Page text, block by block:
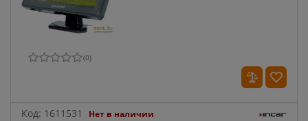
(0)
Код: 1611531 Нет в наличии